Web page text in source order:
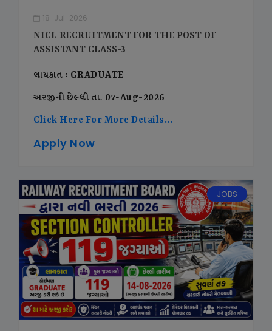
18-Jul-2026
NICL RECRUITMENT FOR THE POST OF
ASSISTANT CLASS-3
લાયકાત : GRADUATE
અરજીની છેલ્લી તા. 07-Aug-2026
Click Here For More Details...
Apply Now
JOBS